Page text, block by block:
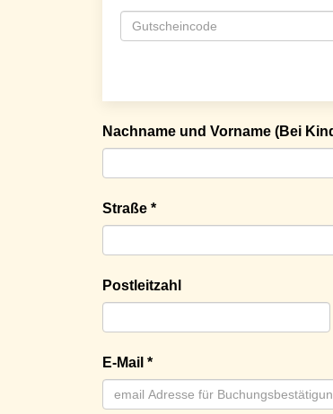
Nachname und Vorname (Bei
Straße *
Postleitzahl
E-Mail *